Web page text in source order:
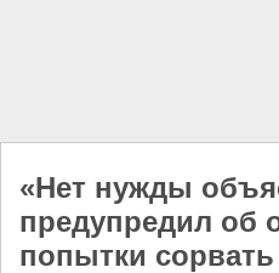
«Нет нужды
предупредил об
попытки